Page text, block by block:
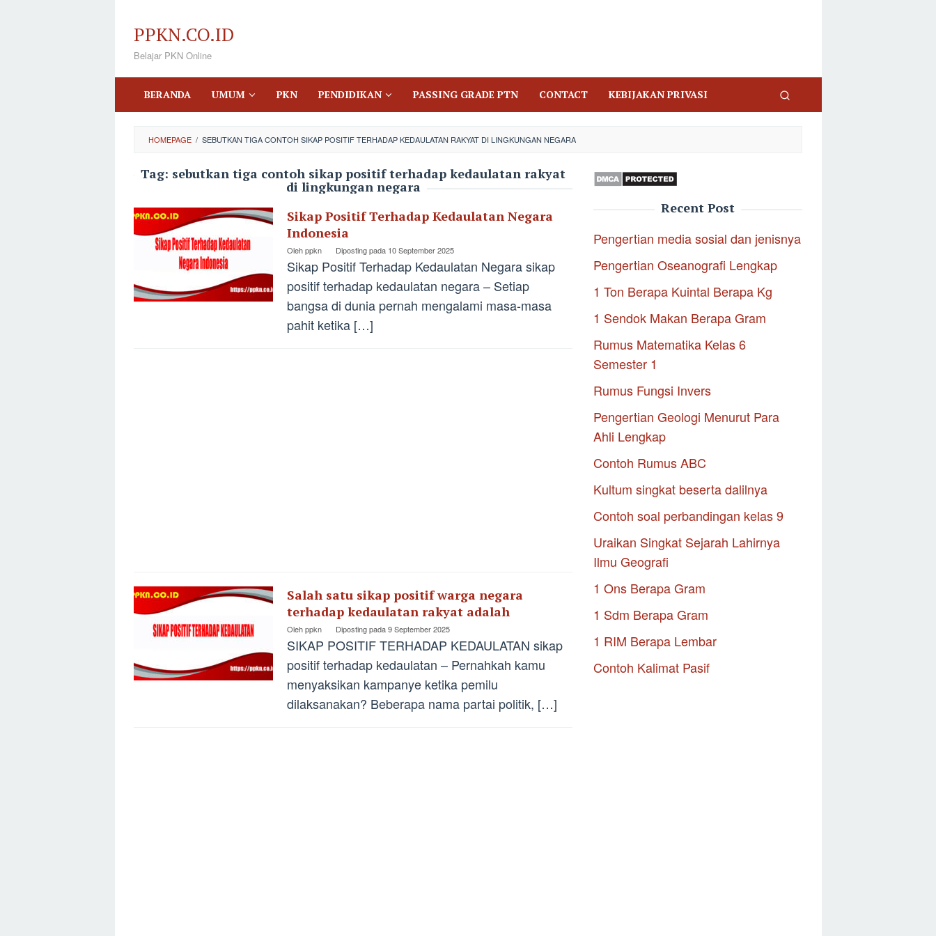
konten
PPKN.CO.ID
Belajar PKN Online
BERANDA UMUM PKN PENDIDIKAN PASSING GRADE PTN CONTACT KEBIJAKAN PRIVASI
HOMEPAGE / SEBUTKAN TIGA CONTOH SIKAP POSITIF TERHADAP KEDAULATAN RAKYAT DI LINGKUNGAN NEGARA
Tag: sebutkan tiga contoh sikap positif terhadap kedaulatan rakyat
di lingkungan negara
Sikap Positif Terhadap Kedaulatan Negara
Indonesia
Olehppkn Diposting pada 10 September 2025
Sikap Positif Terhadap Kedaulatan Negara sikap
positif terhadap kedaulatan negara – Setiap
bangsa di dunia pernah mengalami masa-masa
pahit ketika […]
Salah satu sikap positif warga negara
terhadap kedaulatan rakyat adalah
Olehppkn Diposting pada9 September 2025
SIKAP POSITIF TERHADAP KEDAULATAN sikap
positif terhadap kedaulatan – Pernahkah kamu
menyaksikan kampanye ketika pemilu
dilaksanakan? Beberapa nama partai politik, […]
Recent Post
Pengertian media sosial dan jenisnya
Pengertian Oseanografi Lengkap
1 Ton Berapa Kuintal Berapa Kg
1 Sendok Makan Berapa Gram
Rumus Matematika Kelas 6
Semester 1
Rumus Fungsi Invers
Pengertian Geologi Menurut Para
Ahli Lengkap
Contoh Rumus ABC
Kultum singkat beserta dalilnya
Contoh soal perbandingan kelas 9
Uraikan Singkat Sejarah Lahirnya
Ilmu Geografi
1 Ons Berapa Gram
1 Sdm Berapa Gram
1 RIM Berapa Lembar
Contoh Kalimat Pasif